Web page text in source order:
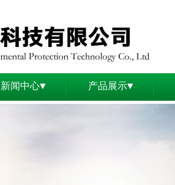
新闻中心▼ 产品展示▼